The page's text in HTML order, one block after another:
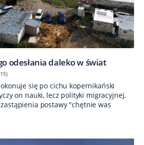
odesłania daleko w świat
się po cichu kopernikański
on nauki, lecz polityki migracyjnej.
postawy "chętnie was